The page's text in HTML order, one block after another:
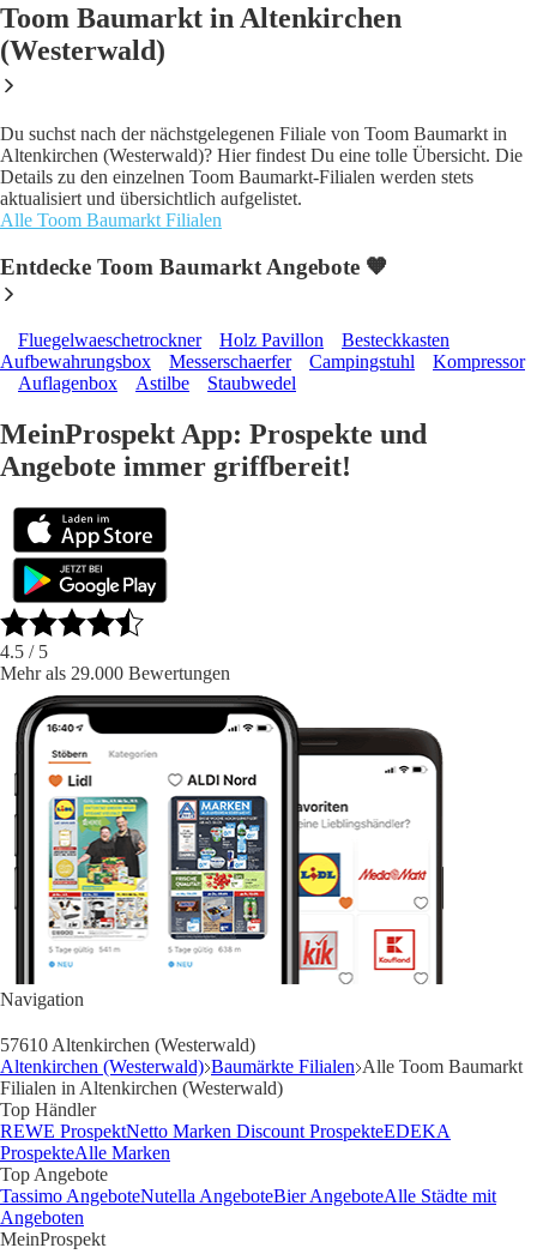
Toom Baumarkt in Altenkirchen
(Westerwald)
Du suchst nach der nächstgelegenen Filiale von Toom Baumarkt in
Altenkirchen (Westerwald)? Hier findest Du eine tolle Übersicht. Die
Details zu den einzelnen Toom Baumarkt-Filialen werden stets
aktualisiert und übersichtlich aufgelistet.
Alle Toom Baumarkt Filialen
Entdecke Toom Baumarkt Angebote 🧡
Fluegelwaeschetrockner Holz Pavillon
Besteckkasten
Aufbewahrungsbox
Messerschaerfer Campingstuhl
Kompressor
Auflagenbox
Astilbe Staubwedel
MeinProspekt App: Prospekte und
Angebote immer griffbereit!
4.5 / 5
Mehr als 29.000 Bewertungen
Navigation
57610 Altenkirchen (Westerwald)
Altenkirchen (Westerwald) Baumärkte Filialen Alle Toom Baumarkt
Filialen in Altenkirchen (Westerwald)
Top Händler
REWE ProspektNetto Marken Discount ProspekteEDEKA
ProspekteAlle Marken
Top Angebote
Tassimo AngeboteNutella AngeboteBier AngeboteAlle Städte mit
Angeboten
MeinProspekt